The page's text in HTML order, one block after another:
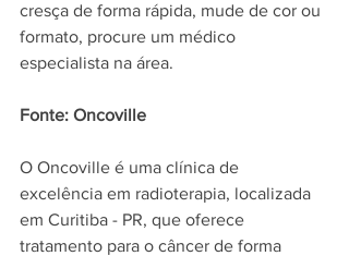
cresça de forma rápida, mude de cor ou
formato, procure um médico
especialista na área.
Fonte: Oncoville
O Oncoville é uma clínica de
excelência em radioterapia, localizada
em Curitiba - PR, que oferece
tratamento para o câncer de forma